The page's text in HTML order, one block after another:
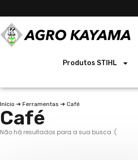
Produtos STIHL
Início ➔ Ferramentas ➔ Café
Café
Não há resultados para a sua busca :(